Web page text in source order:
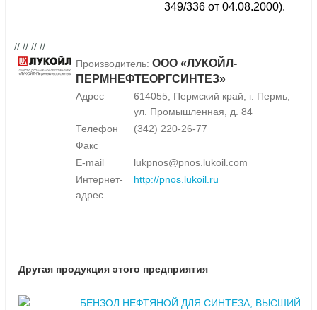
349/336 от 04.08.2000).
// // // //
Производитель: ООО «ЛУКОЙЛ-
ПЕРМНЕФТЕОРГСИНТЕЗ»
Адрес
614055, Пермский край, г. Пермь,
ул. Промышленная, д. 84
Телефон
(342) 220-26-77
Факс
E-mail
lukpnos@pnos.lukoil.com
Интернет-
адрес
http://pnos.lukoil.ru
Другая продукция этого предприятия
БЕНЗОЛ НЕФТЯНОЙ ДЛЯ СИНТЕЗА, ВЫСШИЙ